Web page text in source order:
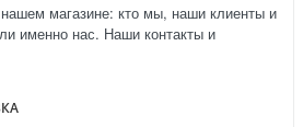
магазине: кто мы, наши клиенты и
именно нас. Наши контакты и